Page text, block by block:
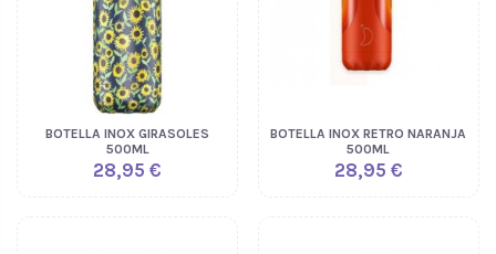
BOTELLA INOX GIRASOLES
500ML
28,95 €
BOTELLA INOX RETRO NARANJA
500ML
28,95 €